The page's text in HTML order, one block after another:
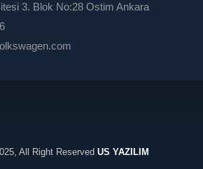
3. Blok No:28 Ostim Ankara
All Right Reserved US YAZILIM